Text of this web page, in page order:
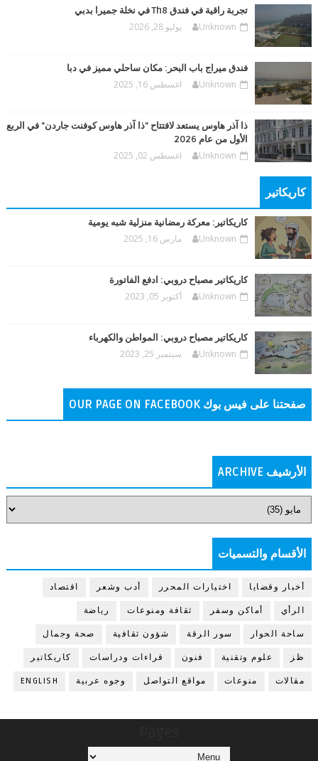
تجربة راقية في فندق Th8 في نخلة جميرا بدبي
Unknown يوليو 28, 2026
فندق ميراج باب البحر: مكان ساحلي مميز في دبا
Unknown اغسطس 16, 2025
ذا آذر هاوس يستعد لافتتاح "ذا آذر هاوس كوفنت جاردن" في الربع
الأول من عام 2026
Unknown اغسطس 02, 2025
كاريكاتير
كاريكاتير: معركة رمضانية منزلية شبه يومية
Unknown مارس 16, 2025
كاريكاتير مصباح دروبي: ادفع الفاتورة
Unknown أكتوبر 05, 2023
كاريكاتير مصباح دروبي: المواطن والكهرباء
Unknown سبتمبر 25, 2023
صفحتنا على فيس بوك OUR PAGE ON FACEBOOK
الأرشيف ARCHIVE
الأقسام والتسميات
أخبار وقضايا اختيارات المحرر أدب وشعر اقتصاد
الرأي أماكن وسفر ثقافة ومنوعات رياضة
ساحة الحوار سور الرقة شؤون ثقافية صحة وجمال
ظز علوم وتقنية فنون قراءات ودراسات كاريكاتير
مقالات منوعات مواقع التواصل وجوه عربية ENGLISH